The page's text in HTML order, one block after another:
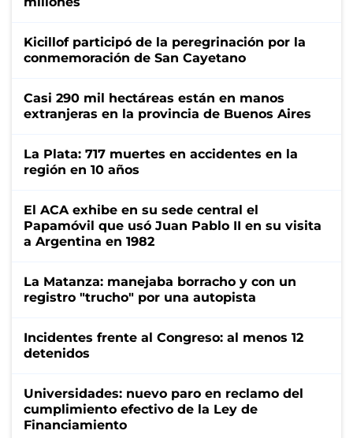
Kicillof participó de la peregrinación por la
conmemoración de San Cayetano
Casi 290 mil hectáreas están en manos
extranjeras en la provincia de Buenos Aires
La Plata: 717 muertes en accidentes en la
región en 10 años
El ACA exhibe en su sede central el
Papamóvil que usó Juan Pablo II en su visita
a Argentina en 1982
La Matanza: manejaba borracho y con un
registro "trucho" por una autopista
Incidentes frente al Congreso: al menos 12
detenidos
Universidades: nuevo paro en reclamo del
cumplimiento efectivo de la Ley de
Financiamiento